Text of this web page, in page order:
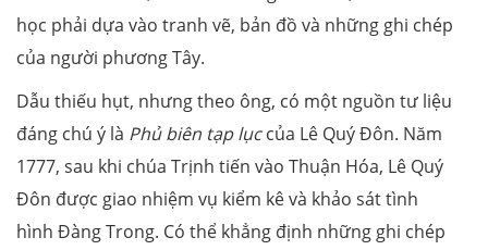
học phải dựa vào tranh vẽ, bản đồ và những ghi chép
của người phương Tây.
Dẫu thiếu hụt, nhưng theo ông, có một nguồn tư liệu
đáng chú ý là Phủ biên tạp lụccủa Lê Quý Đôn. Năm
1777, sau khi chúa Trịnh tiến vào Thuận Hóa, Lê Quý
Đôn được giao nhiệm vụ kiểm kê và khảo sát tình
hình Đàng Trong. Có thể khẳng định những ghi chép